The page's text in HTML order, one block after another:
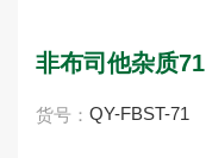
非布司他杂质71
货号： QY-FBST-71